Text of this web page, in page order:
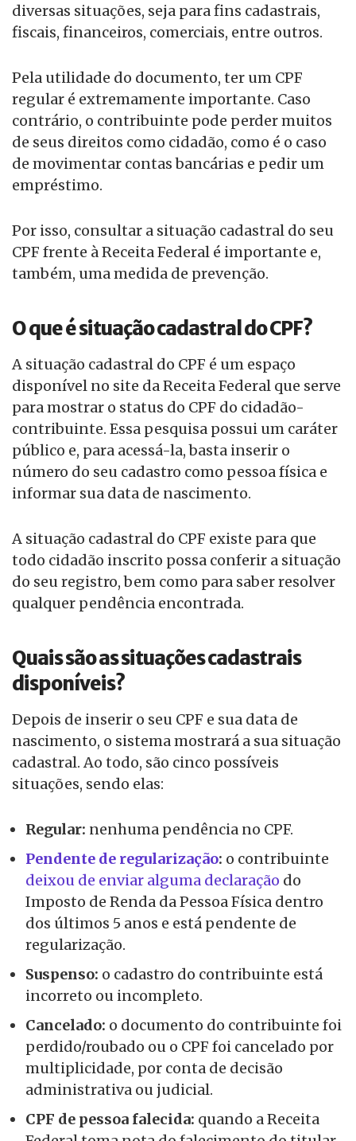
diversas situações, seja para fins cadastrais,
fiscais, financeiros, comerciais, entre outros.
Pela utilidade do documento, ter um CPF
regular é extremamente importante. Caso
contrário, o contribuinte pode perder muitos
de seus direitos como cidadão, como é o caso
de movimentar contas bancárias e pedir um
empréstimo.
Por isso, consultar a situação cadastral do seu
CPF frente à Receita Federal é importante e,
também, uma medida de prevenção.
O que é situação cadastral do CPF?
A situação cadastral do CPF é um espaço
disponível no site da Receita Federal que serve
para mostrar o status do CPF do cidadão-
contribuinte. Essa pesquisa possui um caráter
público e, para acessá-la, basta inserir o
número do seu cadastro como pessoa física e
informar sua data de nascimento.
A situação cadastral do CPF existe para que
todo cidadão inscrito possa conferir a situação
do seu registro, bem como para saber resolver
qualquer pendência encontrada.
Quais são as situações cadastrais
disponíveis?
Depois de inserir o seu CPF e sua data de
nascimento, o sistema mostrará a sua situação
cadastral. Ao todo, são cinco possíveis
situações, sendo elas:
Regular: nenhuma pendência no CPF.
Pendente de regularização: o contribuinte
deixou de enviar alguma declaração do
Imposto de Renda da Pessoa Física dentro
dos últimos 5 anos e está pendente de
regularização.
Suspenso: o cadastro do contribuinte está
incorreto ou incompleto.
Cancelado: o documento do contribuinte foi
perdido/roubado ou o CPF foi cancelado por
multiplicidade, por conta de decisão
administrativa ou judicial.
CPF de pessoa falecida: quando a Receita